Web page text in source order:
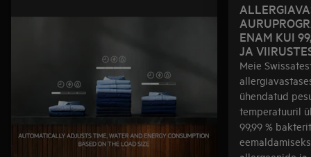
ENAM KUI
JA
Meie
ühendatud
temperatuuril
99,99 %